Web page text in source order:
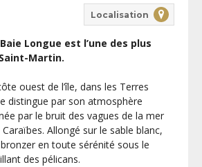
Localisation
Longue est l’une des plus
Martin.
ouest de l’île, dans les Terres
distingue par son atmosphère
par le bruit des vagues de la mer
Allongé sur le sable blanc,
en toute sérénité sous le
des pélicans.